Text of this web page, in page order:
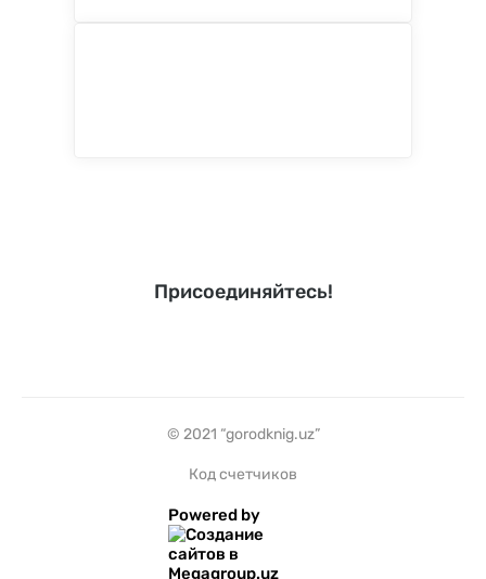
Присоединяйтесь!
© 2021 “gorodknig.uz”
Код счетчиков
Powered by